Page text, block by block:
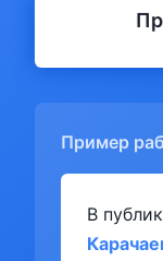
Пример
В